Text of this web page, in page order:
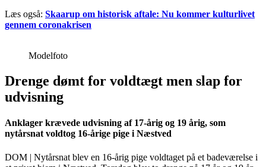
Læs også: Skaarup om historisk aftale: Nu kommer kulturlivet
gennem coronakrisen
Modelfoto
Drenge dømt for voldtægt men slap for
udvisning
Anklager krævede udvisning af 17-årig og 19 årig, som
nytårsnat voldtog 16-årige pige i Næstved
DOM | Nytårsnat blev en 16-årig pige voldtaget på et badeværelse i